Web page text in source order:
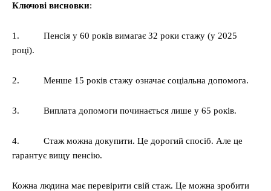
Ключові висновки:
1. Пенсія у 60 років вимагає 32 роки стажу (у 2025
році).
2. Менше 15 років стажу означає соціальна допомога.
3. Виплата допомоги починається лише у 65 років.
4. Стаж можна докупити. Це дорогий спосіб. Але це
гарантує вищу пенсію.
Кожна людина має перевірити свій стаж. Це можна зробити